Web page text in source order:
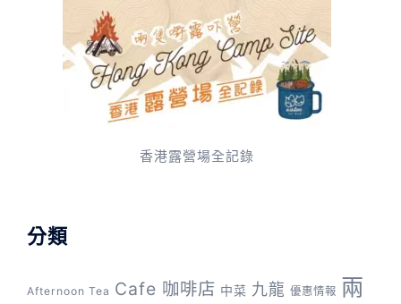
香港露營場全記錄
分類
Afternoon Tea Cafe 咖啡店 中菜 九龍 優惠情報 兩